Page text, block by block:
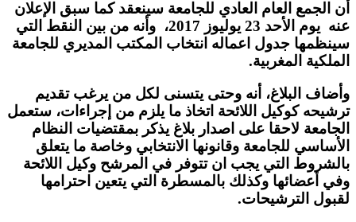
أن الجمع العام العادي للجامعة سينعقد كما سبق الإعلان
عنه يوم الأحد 23 يوليوز 2017، وأنه من بين النقط التي
سينظمها جدول اعماله انتخاب المكتب المديري للجامعة
الملكية المغربية.
وأضاف البلاغ، أنه وحتى يتسنى لكل من يرغب تقديم
ترشيحه كوكيل اللائحة اتخاذ ما يلزم من إجراءات، ستعمل
الجامعة لاحقا على اصدار بلاغ يذكر بمقتضيات النظام
الأساسي للجامعة وقانونها الانتخابي وخاصة ما يتعلق
بالشروط التي يجب ان تتوفر في المرشح وكيل اللائحة
وفي أعضائها وكذلك بالمسطرة التي يتعين احترامها
لقبول الترشيحات.